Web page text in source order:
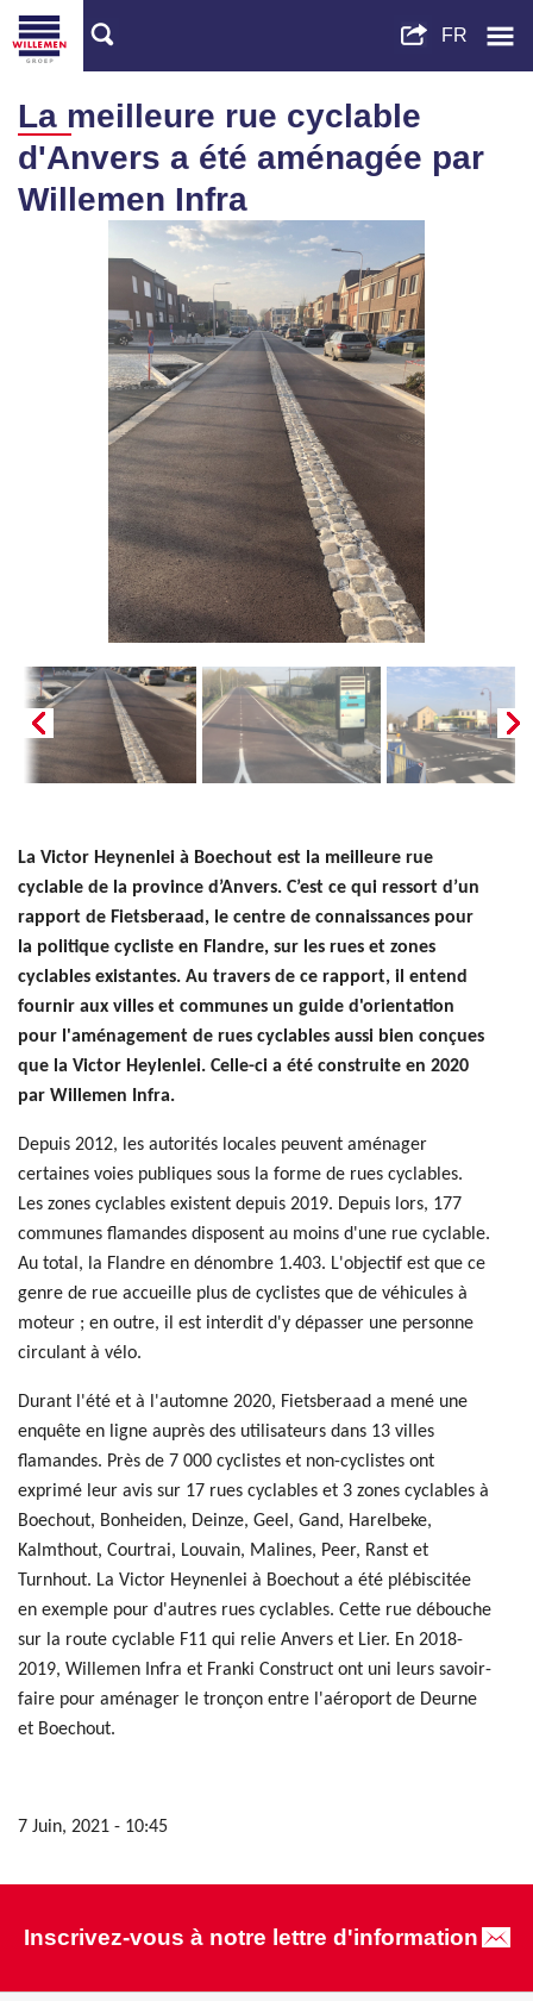
La meilleure rue cyclable
d'Anvers a été aménagée par
Willemen Infra
La Victor Heynenlei à Boechout est la meilleure rue
cyclable de la province d’Anvers. C’est ce qui ressort d’un
rapport de Fietsberaad, le centre de connaissances pour
la politique cycliste en Flandre, sur les rues et zones
cyclables existantes. Au travers de ce rapport, il entend
fournir aux villes et communes un guide d'orientation
pour l'aménagement de rues cyclables aussi bien conçues
que la Victor Heylenlei. Celle-ci a été construite en 2020
par Willemen Infra.
Depuis 2012, les autorités locales peuvent aménager
certaines voies publiques sous la forme de rues cyclables.
Les zones cyclables existent depuis 2019. Depuis lors, 177
communes flamandes disposent au moins d'une rue cyclable.
Au total, la Flandre en dénombre 1.403. L'objectif est que ce
genre de rue accueille plus de cyclistes que de véhicules à
moteur ; en outre, il est interdit d'y dépasser une personne
circulant à vélo.
Durant l'été et à l'automne 2020, Fietsberaad a mené une
enquête en ligne auprès des utilisateurs dans 13 villes
flamandes. Près de 7 000 cyclistes et non-cyclistes ont
exprimé leur avis sur 17 rues cyclables et 3 zones cyclables à
Boechout, Bonheiden, Deinze, Geel, Gand, Harelbeke,
Kalmthout, Courtrai, Louvain, Malines, Peer, Ranst et
Turnhout. La Victor Heynenlei à Boechout a été plébiscitée
en exemple pour d'autres rues cyclables. Cette rue débouche
sur la route cyclable F11 qui relie Anvers et Lier. En 2018-
2019, Willemen Infra et Franki Construct ont uni leurs savoir-
faire pour aménager le tronçon entre l'aéroport de Deurne
et Boechout.
7 Juin, 2021 - 10:45
Inscrivez-vous à notre lettre d'information